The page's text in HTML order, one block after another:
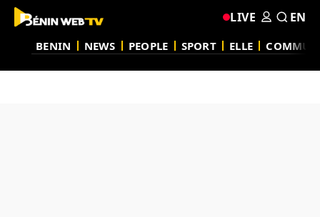
BENIN NEWS PEOPLE SPORT ELLE
LIVE EN